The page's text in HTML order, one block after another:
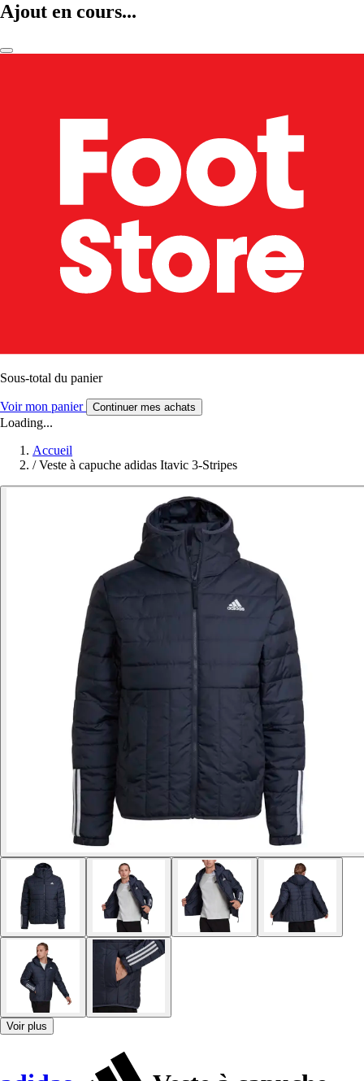
Ajout en cours...
Sous-total du panier
Voir mon panier Continuer mes achats
Loading...
Accueil
/ Veste à capuche adidas Itavic 3-Stripes
Voir plus